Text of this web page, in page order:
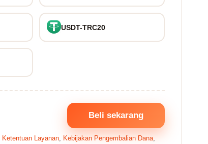
USDT-TRC20
Beli sekarang
Ketentuan Layanan, Kebijakan Pengembalian Dana,